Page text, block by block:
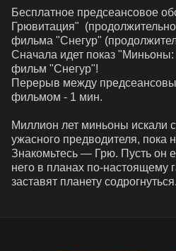
Бесплатное предсеансовое
Грювитация"
фильма "Снегур"
Сначала идет показ
фильм "Снегур"!
Перерыв между
фильмом - 1 мин.
Миллион лет миньоны искали
ужасного предводителя, пока
Знакомьтесь — Грю. Пусть он
него в планах по-настоящему
заставят планету содрогнуться.